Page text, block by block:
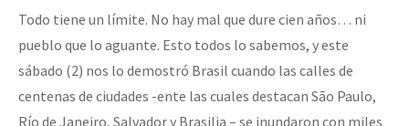
Todo tiene un límite. No hay mal que dure cien años… ni
pueblo que lo aguante. Esto todos lo sabemos, y este
sábado (2) nos lo demostró Brasil cuando las calles de
centenas de ciudades -ente las cuales destacan São Paulo,
Río de Janeiro, Salvador y Brasilia – se inundaron con miles